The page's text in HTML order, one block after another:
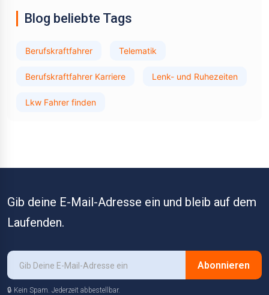
Blog beliebte Tags
Berufskraftfahrer Telematik
Berufskraftfahrer Karriere Lenk- und Ruhezeiten
Lkw Fahrer finden
Gib deine E-Mail-Adresse ein und bleib auf dem
Laufenden.
Abonnieren
🔒 Kein Spam. Jederzeit abbestellbar.